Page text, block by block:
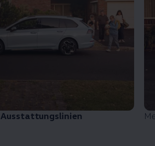
Ausstattungslinien